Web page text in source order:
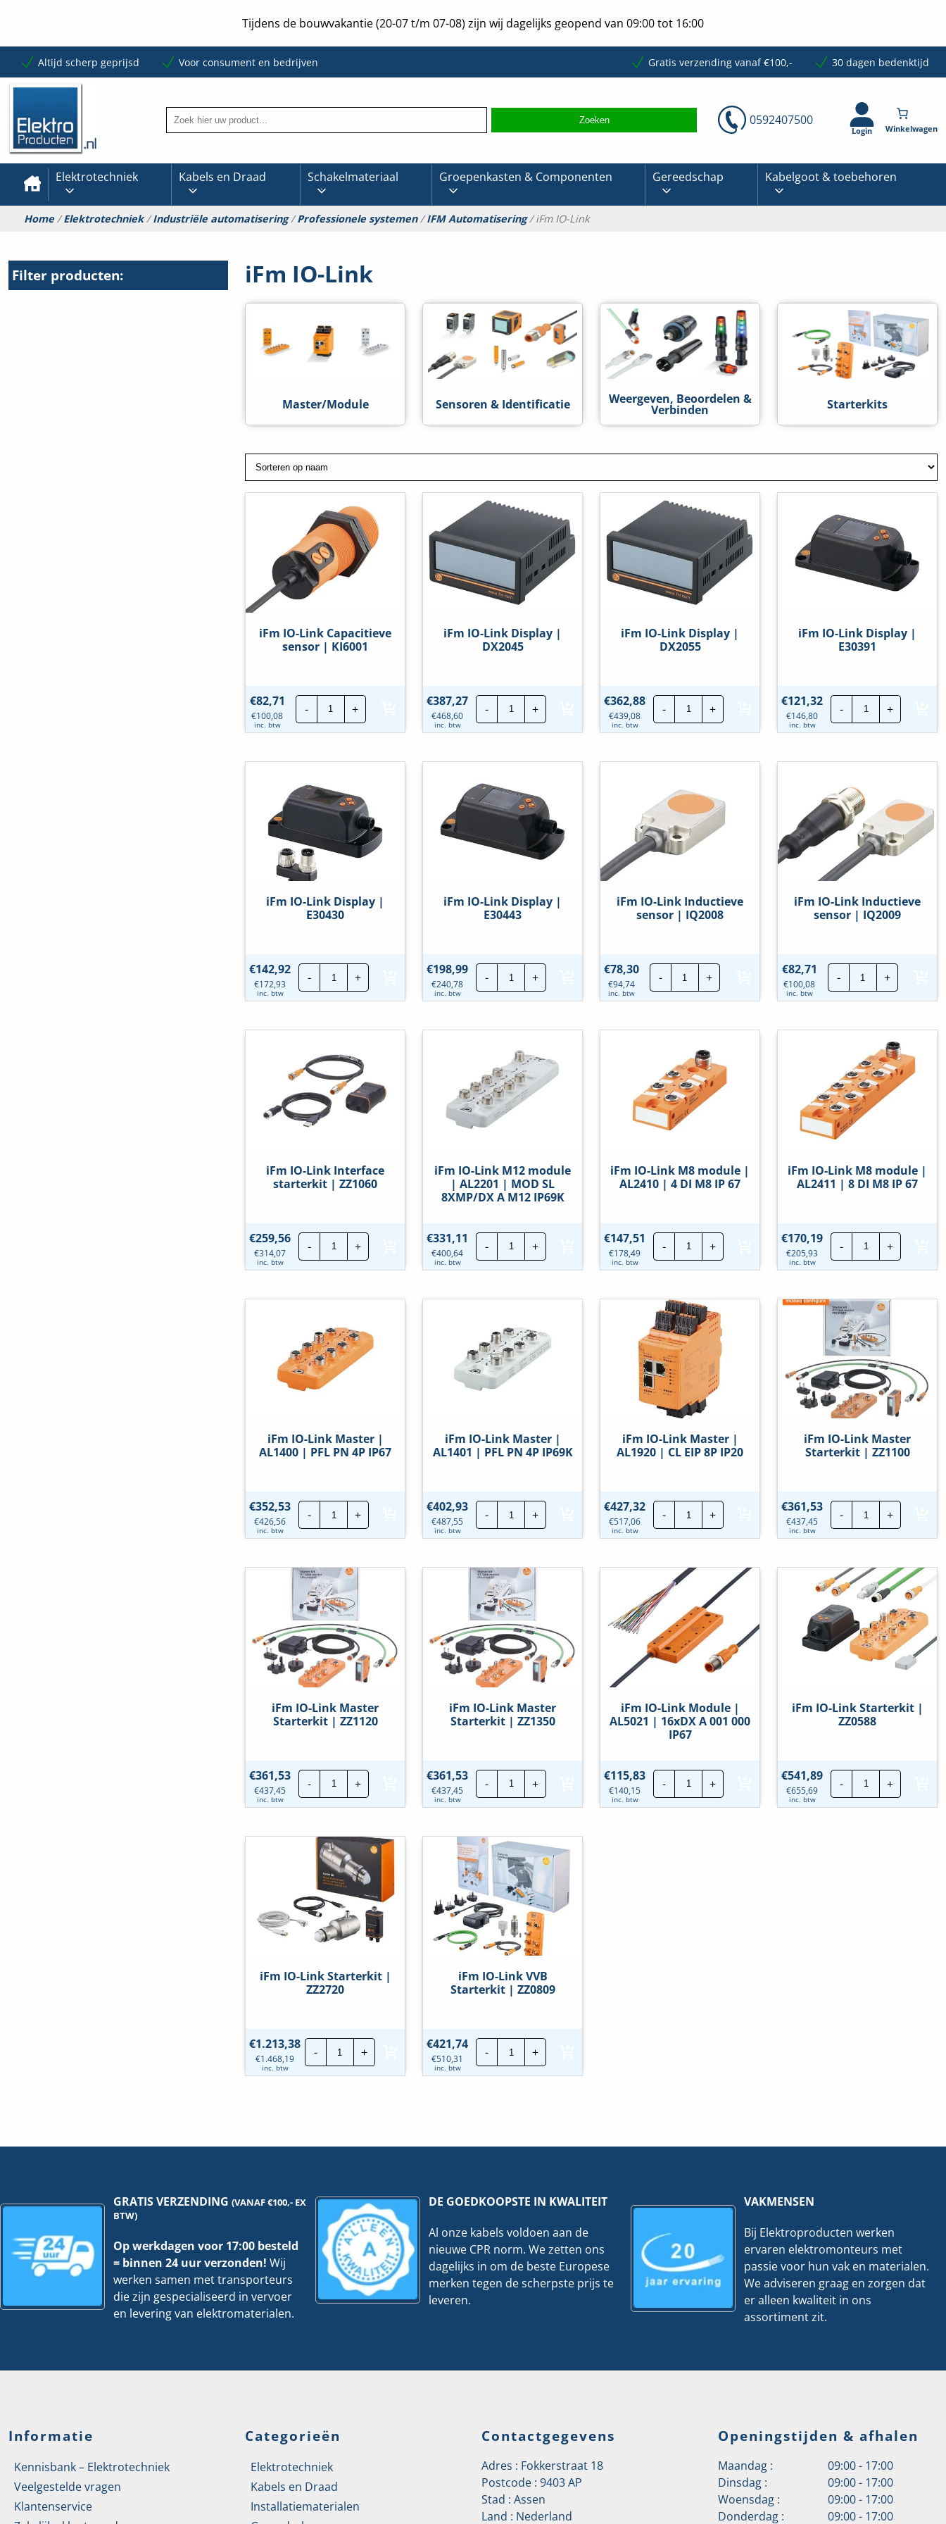
Tijdens de bouwvakantie (20-07 t/m 07-08) zijn wij dagelijks geopend van 09:00 tot 16:00
Altijd scherp geprijsd Voor consument en bedrijven Gratis verzending vanaf €100,- 30 dagen bedenktijd
0592407500
Login
Elektrotechniek Kabels en Draad Schakelmateriaal Groepenkasten & Componenten Gereedschap Kabelgoot & toebehoren
Home/Elektrotechniek/Industriële automatisering/Professionele systemen/IFM Automatisering/ iFm IO-Link
Filter producten: iFm IO-Link
Master/Module Sensoren & Identificatie Weergeven, Beoordelen &
Verbinden Starterkits
iFm IO-Link Capacitieve
sensor | KI6001
€82,71
€100,08
inc. btw
-
iFm
IO-
Link
Capacitieve
KI6001
+
iFm IO-Link Display |
DX2045
€387,27
€468,60
inc. btw
-
iFm
IO-
Link
Display
hoeveelheid
+
iFm IO-Link Display |
DX2055
€362,88
€439,08
inc. btw
-
iFm
IO-
Link
Display
hoeveelheid
+
iFm IO-Link Display |
E30391
€121,32
€146,80
inc. btw
-
iFm
IO-
Link
Display
hoeveelheid
+
iFm IO-Link Display |
E30430
€142,92
€172,93
inc. btw
-
iFm
IO-
Link
Display
+
iFm IO-Link Display |
E30443
€198,99
€240,78
inc. btw
-
iFm
IO-
Link
Display
+
iFm IO-Link Inductieve
sensor | IQ2008
€78,30
€94,74
inc. btw
-
iFm
IO-
Link
Inductieve
hoeveelheid
+
iFm IO-Link Inductieve
sensor | IQ2009
€82,71
€100,08
inc. btw
-
iFm
IO-
Link
Inductieve
hoeveelheid
+
iFm IO-Link Interface
starterkit | ZZ1060
€259,56
€314,07
inc. btw
-
iFm
IO-
Link
Interface
ZZ1060
+
iFm IO-Link M12 module
| AL2201 | MOD SL
8XMP/DX A M12 IP69K
€331,11
€400,64
inc. btw
-
iFm
IO-
Link
M12
AL2201
MOD
SL
8XMP/DX
A
M12
IP69K
+
iFm IO-Link M8 module |
AL2410 | 4 DI M8 IP 67
€147,51
€178,49
inc. btw
-
iFm
IO-
Link
M8
AL2410
|
4
DI
IP
67
hoeveelheid
+
iFm IO-Link M8 module |
AL2411 | 8 DI M8 IP 67
€170,19
€205,93
inc. btw
-
iFm
IO-
Link
M8
AL2411
|
8
DI
M8
IP
67
hoeveelheid
+
iFm IO-Link Master |
AL1400 | PFL PN 4P IP67
€352,53
€426,56
inc. btw
-
iFm
IO-
Link
Master
|
PFL
PN
4P
IP67
hoeveelheid
+
iFm IO-Link Master |
AL1401 | PFL PN 4P IP69K
€402,93
€487,55
inc. btw
-
iFm
IO-
Link
Master
|
PFL
PN
4P
IP69K
hoeveelheid
+
iFm IO-Link Master |
AL1920 | CL EIP 8P IP20
€427,32
€517,06
inc. btw
-
iFm
IO-
Link
Master
|
8P
IP20
hoeveelheid
+
iFm IO-Link Master
Starterkit | ZZ1100
€361,53
€437,45
inc. btw
-
iFm
IO-
Link
Master
ZZ1100
hoeveelheid
+
iFm IO-Link Master
Starterkit | ZZ1120
€361,53
€437,45
inc. btw
-
iFm
IO-
Link
Master
ZZ1120
hoeveelheid
+
iFm IO-Link Master
Starterkit | ZZ1350
€361,53
€437,45
inc. btw
-
iFm
IO-
Link
Master
ZZ1350
hoeveelheid
+
iFm IO-Link Module |
AL5021 | 16xDX A 001 000
IP67
€115,83
€140,15
inc. btw
-
iFm
IO-
Link
Module
+
iFm IO-Link Starterkit |
ZZ0588
€541,89
€655,69
inc. btw
-
iFm
IO-
Link
Starterkit
+
iFm IO-Link Starterkit |
ZZ2720
€1.213,38
€1.468,19
inc. btw
-
iFm
IO-
Link
Starterkit
+
iFm IO-Link VVB
Starterkit | ZZ0809
€421,74
€510,31
inc. btw
-
iFm
IO-
Link
VVB
+
GRATIS VERZENDING(VANAF €100,- EX
BTW)
Op werkdagen voor 17:00 besteld
= binnen 24 uur verzonden! Wij
werken samen met transporteurs
die zijn gespecialiseerd in vervoer
en levering van elektromaterialen.
DE GOEDKOOPSTE IN KWALITEIT
Al onze kabels voldoen aan de
nieuwe CPR norm. We zetten ons
dagelijks in om de beste Europese
merken tegen de scherpste prijs te
leveren.
VAKMENSEN
Bij Elektroproducten werken
ervaren elektromonteurs met
passie voor hun vak en materialen.
We adviseren graag en zorgen dat
er alleen kwaliteit in ons
assortiment zit.
Informatie
Kennisbank – Elektrotechniek
Veelgestelde vragen
Klantenservice
Categorieën
Elektrotechniek
Kabels en Draad
Installatiematerialen
Contactgegevens
Adres : Fokkerstraat 18
Postcode : 9403 AP
Stad : Assen
Land : Nederland
Openingstijden & afhalen
Maandag :
09:00 - 17:00
Dinsdag :
09:00 - 17:00
Woensdag :
09:00 - 17:00
Donderdag :
09:00 - 17:00